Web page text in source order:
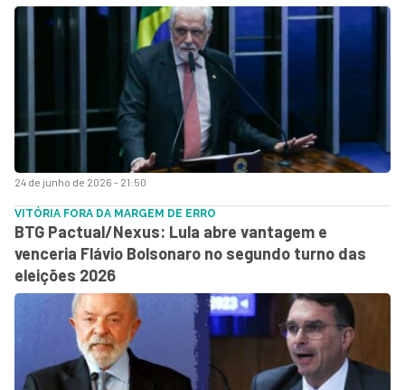
24 de junho de 2026 - 21:50
VITÓRIA FORA DA MARGEM DE ERRO
BTG Pactual/Nexus: Lula abre vantagem e
venceria Flávio Bolsonaro no segundo turno das
eleições 2026